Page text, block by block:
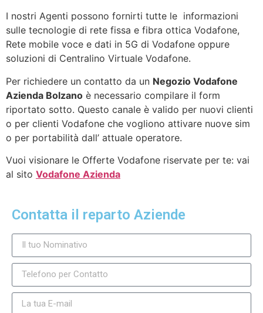
I nostri Agenti possono fornirti tutte le informazioni
sulle tecnologie di rete fissa e fibra ottica Vodafone,
Rete mobile voce e dati in 5G di Vodafone oppure
soluzioni di Centralino Virtuale Vodafone.
Per richiedere un contatto da un Negozio Vodafone
Azienda Bolzano è necessario compilare il form
riportato sotto. Questo canale è valido per nuovi clienti
o per clienti Vodafone che vogliono attivare nuove sim
o per portabilità dall’ attuale operatore.
Vuoi visionare le Offerte Vodafone riservate per te: vai
al sito Vodafone Azienda
Contatta il reparto Aziende